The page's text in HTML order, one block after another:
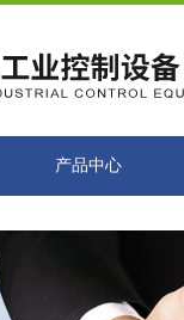
产品中心